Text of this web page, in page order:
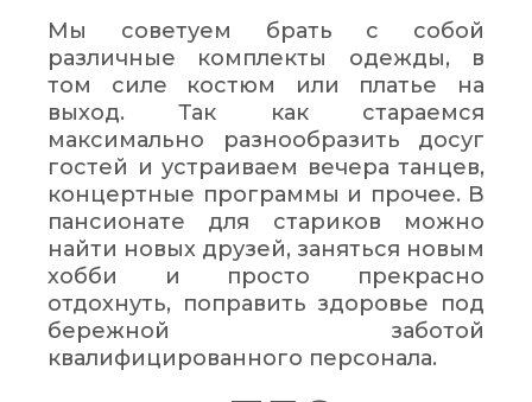
Мы советуем брать с собой
различные комплекты одежды, в
том силе костюм или платье на
выход. Так как стараемся
максимально разнообразить досуг
гостей и устраиваем вечера танцев,
концертные программы и прочее. В
пансионате для стариков можно
найти новых друзей, заняться новым
хобби и просто прекрасно
отдохнуть, поправить здоровье под
бережной заботой
квалифицированного персонала.